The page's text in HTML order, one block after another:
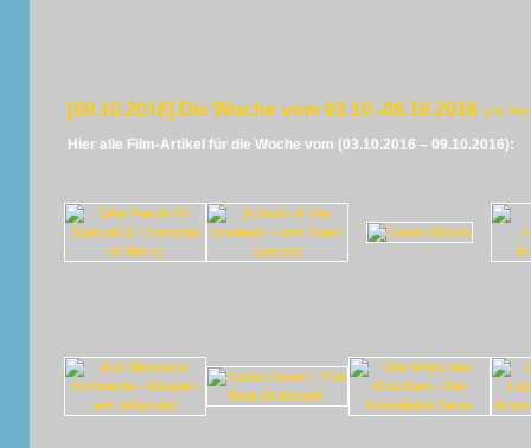
[09.10.2016] Die Woche vom 03.10.-09.10.2016 von
Hier alle Film-Artikel für die Woche vom (03.10.2016 – 09.10.2016):